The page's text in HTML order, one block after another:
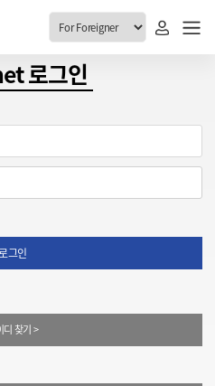
체메뉴
신청진행 현황
소지자 현황
고객센터
1:1 문의
로그인
로그인
디 찾기 >